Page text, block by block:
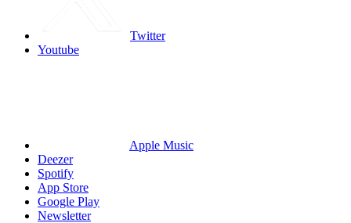
Twitter
Youtube
Apple Music
Deezer
Spotify
App Store
Google Play
Newsletter